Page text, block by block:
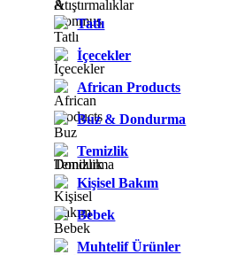
Tatlı
İçecekler
African Products
Buz & Dondurma
Temizlik
Kişisel Bakım
Bebek
Muhtelif Ürünler